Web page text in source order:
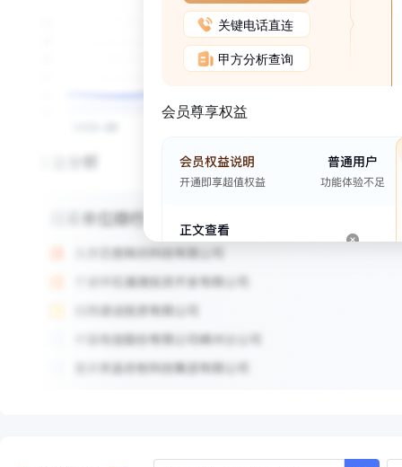
关键电话直连
甲方分析查询
会员尊享权益